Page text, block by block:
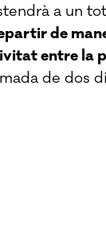
a un
de
entre la
de dos